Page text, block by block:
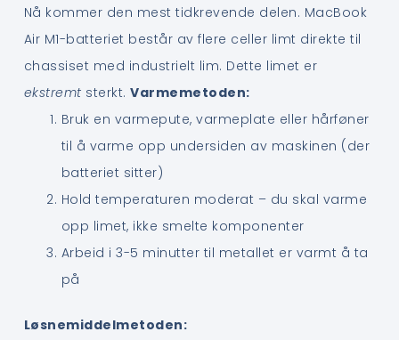
Nå kommer den mest tidkrevende delen. MacBook
Air M1-batteriet består av flere celler limt direkte til
chassiset med industrielt lim. Dette limet er
ekstremt sterkt.Varmemetoden:
Bruk en varmepute, varmeplate eller hårføner
til å varme opp undersiden av maskinen (der
batteriet sitter)
Hold temperaturen moderat – du skal varme
opp limet, ikke smelte komponenter
Arbeid i 3-5 minutter til metallet er varmt å ta
på
Løsnemiddelmetoden: